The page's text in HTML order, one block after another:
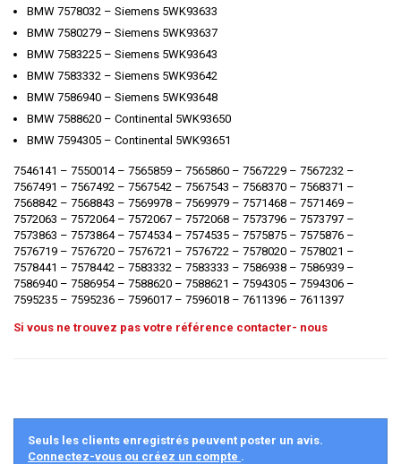
BMW 7578032 – Siemens 5WK93633
BMW 7580279 – Siemens 5WK93637
BMW 7583225 – Siemens 5WK93643
BMW 7583332 – Siemens 5WK93642
BMW 7586940 – Siemens 5WK93648
BMW 7588620 – Continental 5WK93650
BMW 7594305 – Continental 5WK93651
7546141 – 7550014 – 7565859 – 7565860 – 7567229 – 7567232 –
7567491 – 7567492 – 7567542 – 7567543 – 7568370 – 7568371 –
7568842 – 7568843 – 7569978 – 7569979 – 7571468 – 7571469 –
7572063 – 7572064 – 7572067 – 7572068 – 7573796 – 7573797 –
7573863 – 7573864 – 7574534 – 7574535 – 7575875 – 7575876 –
7576719 – 7576720 – 7576721 – 7576722 – 7578020 – 7578021 –
7578441 – 7578442 – 7583332 – 7583333 – 7586938 – 7586939 –
7586940 – 7586954 – 7588620 – 7588621 – 7594305 – 7594306 –
7595235 – 7595236 – 7596017 – 7596018 – 7611396 – 7611397
Si vous ne trouvez pas votre référence contacter- nous
Seuls les clients enregistrés peuvent poster un avis.
Connectez-vous ou créez un compte .